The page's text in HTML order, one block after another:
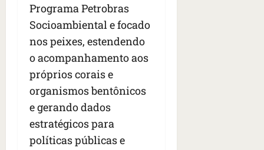
Programa Petrobras
Socioambiental e focado
nos peixes, estendendo
o acompanhamento aos
próprios corais e
organismos bentônicos
e gerando dados
estratégicos para
políticas públicas e